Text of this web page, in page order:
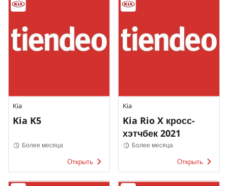
Kia
Kia K5
Более месяца
Открыть
Kia
Kia Rio X кросс-
хэтчбек 2021
Более месяца
Открыть